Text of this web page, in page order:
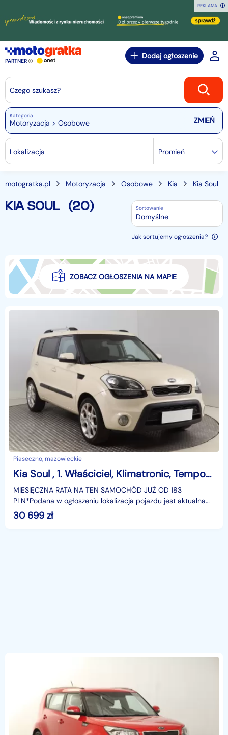
REKLAMA
PARTNER
Dodaj ogłoszenie
Czego szukasz?
Kategoria
Motoryzacja > Osobowe
Lokalizacja Promień
motogratka.pl Motoryzacja Osobowe Kia Kia Soul
KIA SOUL (20) Sortowanie
Domyślne
Jak sortujemy ogłoszenia?
ZOBACZ OGŁOSZENIA NA MAPIE
Piaseczno, mazowieckie
Kia Soul , 1. Właściciel, Klimatronic, Tempomat, Parktronic,
MIESIĘCZNA RATA NA TEN SAMOCHÓD JUŻ OD 183
PLN*Podana w ogłoszeniu lokalizacja pojazdu jest aktualna
na dzień wystawienia ogłoszenia. Przed przyjazdem do
salonu
30 699 zł